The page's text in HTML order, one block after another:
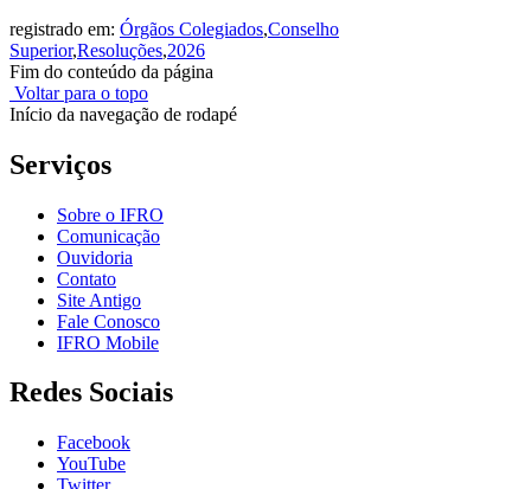
registrado em: Órgãos Colegiados,Conselho
Superior,Resoluções,2026
Fim do conteúdo da página
Voltar para o topo
Início da navegação de rodapé
Serviços
Sobre o IFRO
Comunicação
Ouvidoria
Contato
Site Antigo
Fale Conosco
IFRO Mobile
Redes Sociais
Facebook
YouTube